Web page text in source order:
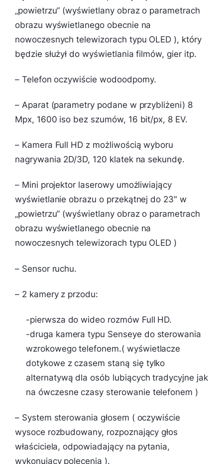
„powietrzu” (wyświetlany obraz o parametrach
obrazu wyświetlanego obecnie na
nowoczesnych telewizorach typu OLED ), który
będzie służył do wyświetlania filmów, gier itp.
– Telefon oczywiście wodoodporny.
– Aparat (parametry podane w przybliżeni) 8
Mpx, 1600 iso bez szumów, 16 bit/px, 8 EV.
– Kamera Full HD z możliwością wyboru
nagrywania 2D/3D, 120 klatek na sekundę.
– Mini projektor laserowy umożliwiający
wyświetlanie obrazu o przekątnej do 23″ w
„powietrzu” (wyświetlany obraz o parametrach
obrazu wyświetlanego obecnie na
nowoczesnych telewizorach typu OLED )
– Sensor ruchu.
– 2 kamery z przodu:
-pierwsza do wideo rozmów Full HD.
-druga kamera typu Senseye do sterowania
wzrokowego telefonem.( wyświetlacze
dotykowe z czasem staną się tylko
alternatywą dla osób lubiących tradycyjne jak
na ówczesne czasy sterowanie telefonem )
– System sterowania głosem ( oczywiście
wysoce rozbudowany, rozpoznający głos
właściciela, odpowiadający na pytania,
wykonujący polecenia ).